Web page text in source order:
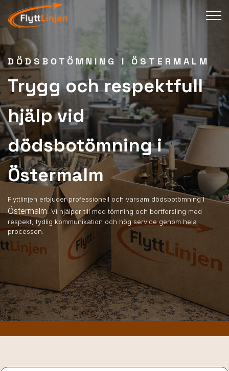
DÖDSBOTÖMNING I ÖSTERMALM
Trygg och respektfull
hjälp vid
dödsbotömning i
Östermalm
Flyttlinjen erbjuder professionell och varsam dödsbotömningi
Östermalm. Vi hjälper till med tömning och bortforsling med
respekt, tydlig kommunikation och hög service genom hela
processen.